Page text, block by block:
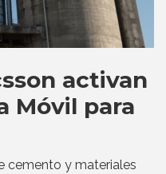
activan
Móvil para
cemento y materiales